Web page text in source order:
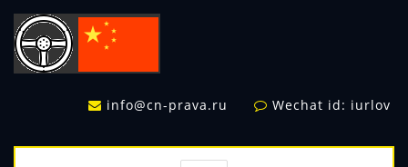
info@cn-prava.ru Wechat id: iurlov